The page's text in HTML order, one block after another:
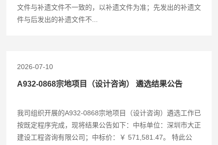
文件与补遗文件不一致的，以补遗文件为准；先发出的补遗文
件与后发出的补遗文件不...
2026-07-10
A932-0868宗地项目（设计咨询） 遴选结果公告
我司组织开展的A932-0868宗地项目（设计咨询）遴选工作已
按既定程序完成，现将结果公告如下：中标单位：深圳市大正
建设工程咨询有限公司；中标价：￥ 571,581.47。 特此公